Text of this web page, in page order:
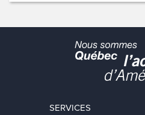
SERVICES